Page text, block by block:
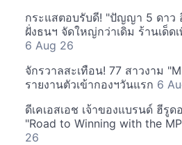
กระแสตอบรับดี! "ปัญญา 5 ดาว
ฝั่งธนฯ จัดใหญ่กว่าเดิม ร้านเด็ด
6 Aug 26
จักรวาลสะเทือน! 77 สาวงาม
รายงานตัวเข้ากองฯวันแรก 6
ดีเคเอสเอช เจ้าของแบรนด์ ฮีรู
"Road to Winning with the
26